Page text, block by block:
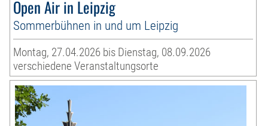
Open Air in Leipzig
Sommerbühnen in und um Leipzig
Montag, 27.04.2026 bis Dienstag, 08.09.2026
verschiedene Veranstaltungsorte